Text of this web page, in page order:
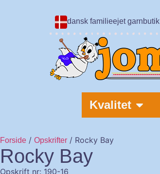
dansk familieejet garnbutik
Kvalitet
Forside / Opskrifter / Rocky Bay
Rocky Bay
Opskrift nr: 190-16